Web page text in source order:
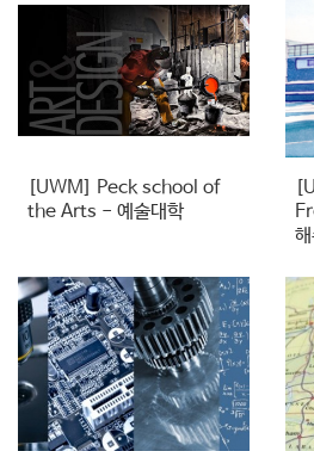
[UWM] Peck school of
the Arts​ - 예술대학